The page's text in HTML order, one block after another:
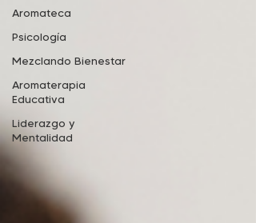
Aromateca
Psicología
Mezclando Bienestar
Aromaterapia
Educativa
Liderazgo y
Mentalidad